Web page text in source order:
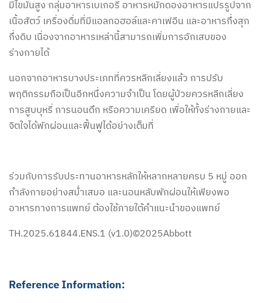
มีไขมันสูง กลุ่มอาหารเบเกอรี่ อาหารหมักดองอาหารแปรรูปจาก
เนื้อสัตว์ เครื่องดื่มที่มีแอลกอฮอล์และคาเฟอีน และอาหารกึ่งสุก
กึ่งดิบ เนื่องจากอาหารเหล่านี้สามารถเพิ่มการอักเสบของ
ร่างกายได้
นอกจากอาหารบางประเภทที่ควรหลีกเลี่ยงแล้ว การปรับ
พฤติกรรมถือเป็นอีกหนึ่งความจำเป็น โดยผู้ป่วยควรหลีกเลี่ยง
การสูบบุหรี่ การนอนดึก หรือความเครียด เพื่อให้ทั้งร่างกายและ
จิตใจได้พักผ่อนและฟื้นฟูได้อย่างเต็มที่
ร่วมกับการรับประทานอาหารหลักให้หลากหลายครบ 5 หมู่ ออก
กำลังกายอย่างสม่ำเสมอ และนอนหลับพักผ่อนให้เพียงพอ
อาหารทางการแพทย์ ต้องใช้ภายใต้คำแนะนำของแพทย์
TH.2025.61844.ENS.1 (v1.0)©2025Abbott
Reference Information: